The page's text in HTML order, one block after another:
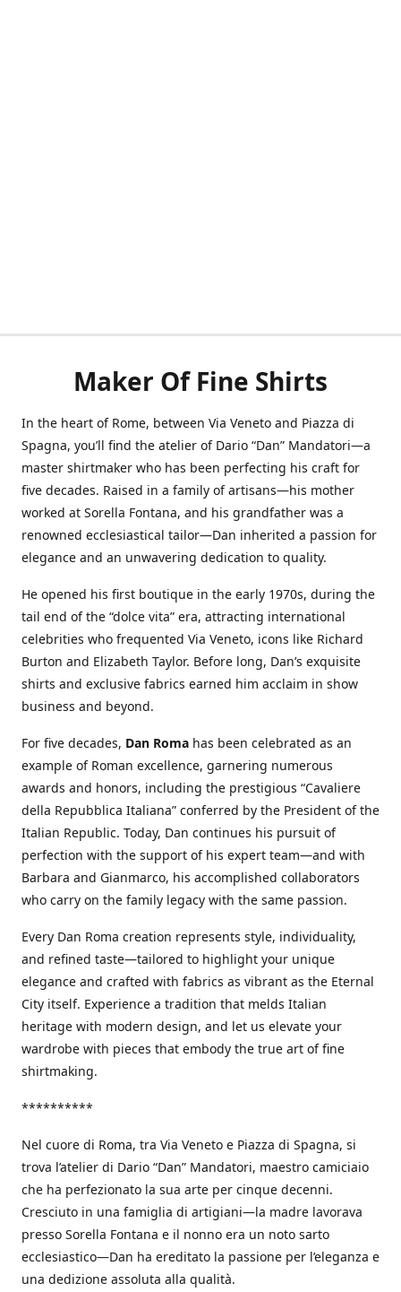
Maker Of Fine Shirts
In the heart of Rome, between Via Veneto and Piazza di
Spagna, you’ll find the atelier of Dario “Dan” Mandatori—a
master shirtmaker who has been perfecting his craft for
five decades. Raised in a family of artisans—his mother
worked at Sorella Fontana, and his grandfather was a
renowned ecclesiastical tailor—Dan inherited a passion for
elegance and an unwavering dedication to quality.
He opened his first boutique in the early 1970s, during the
tail end of the “dolce vita” era, attracting international
celebrities who frequented Via Veneto, icons like Richard
Burton and Elizabeth Taylor. Before long, Dan’s exquisite
shirts and exclusive fabrics earned him acclaim in show
business and beyond.
For five decades, Dan Roma has been celebrated as an
example of Roman excellence, garnering numerous
awards and honors, including the prestigious “Cavaliere
della Repubblica Italiana” conferred by the President of the
Italian Republic. Today, Dan continues his pursuit of
perfection with the support of his expert team—and with
Barbara and Gianmarco, his accomplished collaborators
who carry on the family legacy with the same passion.
Every Dan Roma creation represents style, individuality,
and refined taste—tailored to highlight your unique
elegance and crafted with fabrics as vibrant as the Eternal
City itself. Experience a tradition that melds Italian
heritage with modern design, and let us elevate your
wardrobe with pieces that embody the true art of fine
shirtmaking.
**********
Nel cuore di Roma, tra Via Veneto e Piazza di Spagna, si
trova l’atelier di Dario “Dan” Mandatori, maestro camiciaio
che ha perfezionato la sua arte per cinque decenni.
Cresciuto in una famiglia di artigiani—la madre lavorava
presso Sorella Fontana e il nonno era un noto sarto
ecclesiastico—Dan ha ereditato la passione per l’eleganza e
una dedizione assoluta alla qualità.